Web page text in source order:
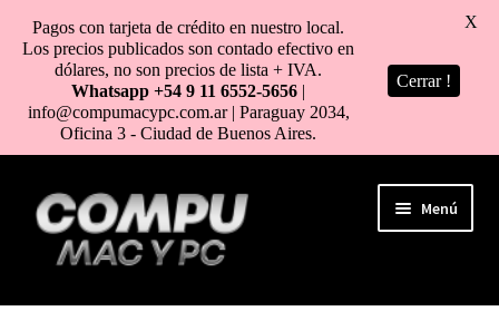
al
contenido
Menú
HOME
Pagos con tarjeta de crédito en nuestro local.
Los precios publicados son contado efectivo en
dólares, no son precios de lista + IVA.
Whatsapp +54 9 11 6552-5656 |
info@compumacypc.com.ar | Paraguay 2034,
Oficina 3 - Ciudad de Buenos Aires.
Cerrar !
X